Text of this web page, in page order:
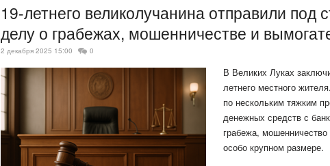
19-летнего великолучанина отправили под
делу о грабежах, мошенничестве и
2 декабря 2025 15:00 0
В Великих Луках
летнего местного
по нескольким тяжким
денежных средств с
грабежа,
особо крупном размере.